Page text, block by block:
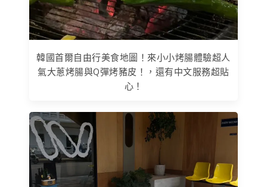
韓國首爾自由行美食地圖！來小小烤腸體驗超人
氣大蔥烤腸與Q彈烤豬皮！，還有中文服務超貼
心！